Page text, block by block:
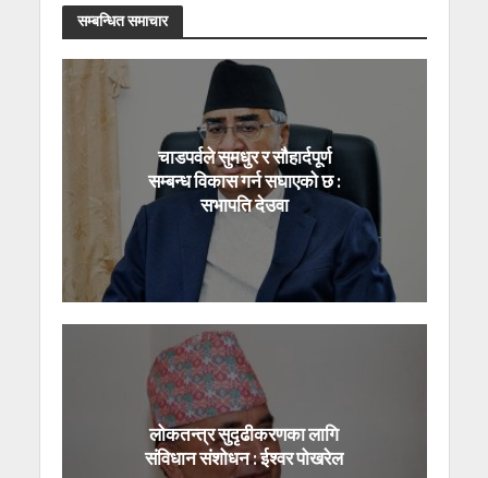
सम्बन्धित समाचार
चाडपर्वले सुमधुर र सौहार्दपूर्ण
सम्बन्ध विकास गर्न सघाएको छ :
सभापति देउवा
लोकतन्त्र सुदृढीकरणका लागि
संविधान संशोधन : ईश्वर पोखरेल